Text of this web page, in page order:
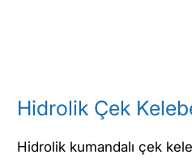
Hidrolik Çek
Hidrolik kumandalı çek